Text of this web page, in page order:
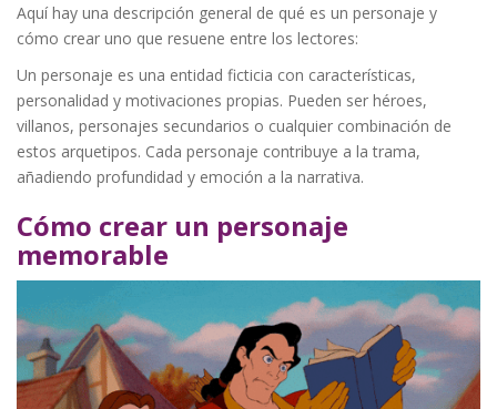
Aquí hay una descripción general de qué es un personaje y
cómo crear uno que resuene entre los lectores:
Un personaje es una entidad ficticia con características,
personalidad y motivaciones propias. Pueden ser héroes,
villanos, personajes secundarios o cualquier combinación de
estos arquetipos. Cada personaje contribuye a la trama,
añadiendo profundidad y emoción a la narrativa.
Cómo crear un personaje
memorable